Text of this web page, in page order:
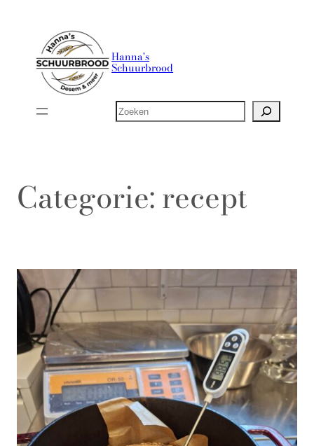
inhoud
Hanna's
Schuurbrood
Zoeken
Categorie:recept